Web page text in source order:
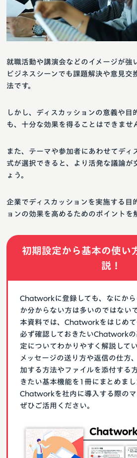
企業でディスカッションを実施する目
ョンの効果を高めるためのポイントを
また、テーマや参加者にあわせてディ
式が選択できると、より活発な議論が
ょう。
しかし、ディスカッションの意義や目
も、十分な効果を得ることはできませ
就職活動や講演会などのイメージが強
ビジネスシーンでも課題解決や意見交
法です。
初期設定から基本の使い
説！
Chatworkに登録しても、なにか
か分からない方は多いのではない
本資料では、Chatworkをはじめて
必ず確認しておきたいChatwork
定についてわかりやすく解説してい
メッセージの送り方や返信の仕方
加する方法やファイルを添付する
きたい基本機能を1冊にまとめまし
Chatworkを社内に導入する際のマ
ぜひご活用ください。